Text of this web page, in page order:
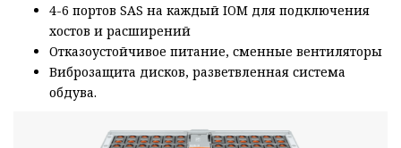
4-6 портов SAS на каждый IOM для подключения
хостов и расширений
Отказоустойчивое питание, сменные вентиляторы
Виброзащита дисков, разветвленная система
обдува.